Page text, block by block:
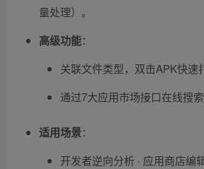
量处理）。
高级功能​：
关联文件类型，双击APK快速
通过7大应用市场接口在线搜索
适用场景​：
开发者逆向分析 · 应用商店编